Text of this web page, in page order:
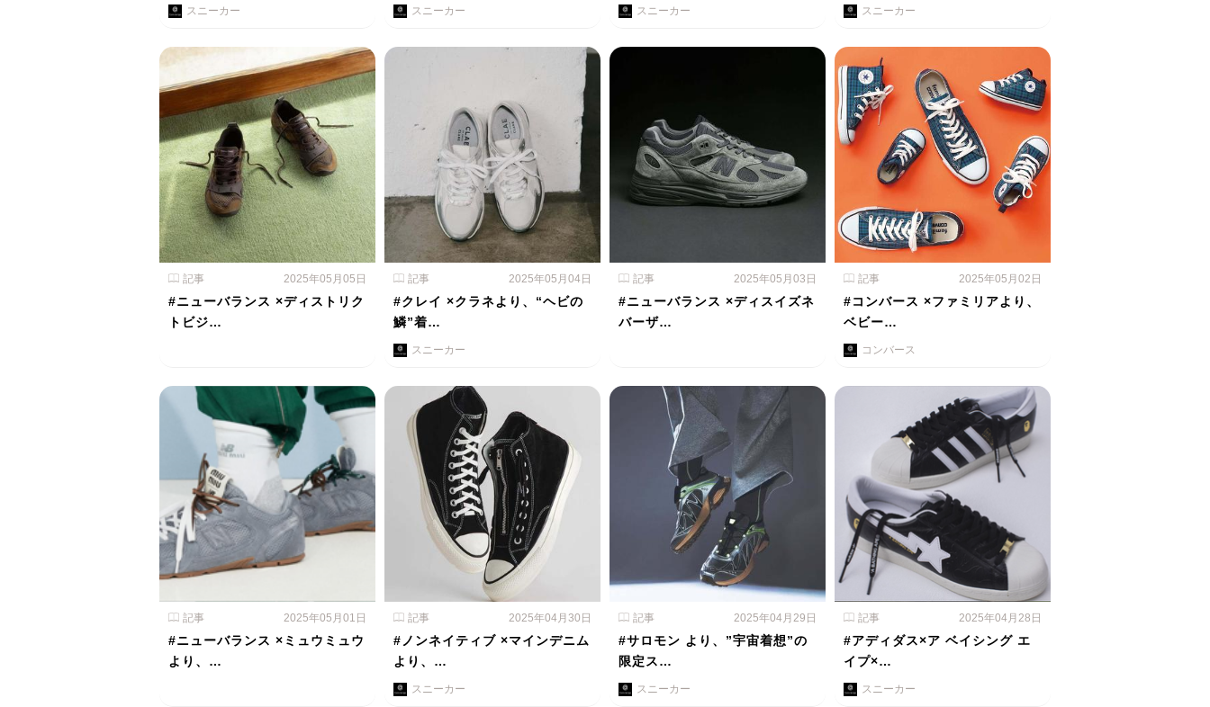
スニーカー スニーカー スニーカー スニーカー
記事 2025年05月05日
#ニューバランス ×ディストリク
トビジ…
記事 2025年05月04日
#クレイ ×クラネより、“ヘビの
鱗”着…
スニーカー
記事 2025年05月03日
#ニューバランス ×ディスイズネ
バーザ…
記事 2025年05月02日
#コンバース ×ファミリアより、
ベビー…
コンバース
記事 2025年05月01日
#ニューバランス ×ミュウミュウ
より、…
記事 2025年04月30日
#ノンネイティブ ×マインデニム
より、…
スニーカー
記事 2025年04月29日
#サロモン より、”宇宙着想”の
限定ス…
スニーカー
記事 2025年04月28日
#アディダス×ア ベイシング エ
イプ×…
スニーカー